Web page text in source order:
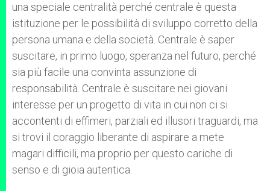
una speciale centralità perché centrale è questa
istituzione per le possibilità di sviluppo corretto della
persona umana e della società. Centrale è saper
suscitare, in primo luogo, speranza nel futuro, perché
sia più facile una convinta assunzione di
responsabilità. Centrale è suscitare nei giovani
interesse per un progetto di vita in cui non ci si
accontenti di effimeri, parziali ed illusori traguardi, ma
si trovi il coraggio liberante di aspirare a mete
magari difficili, ma proprio per questo cariche di
senso e di gioia autentica.